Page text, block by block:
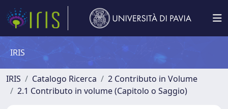
IRIS
IRIS Catalogo Ricerca
2 Contributo in Volume
2.1 Contributo in volume (Capitolo o Saggio)